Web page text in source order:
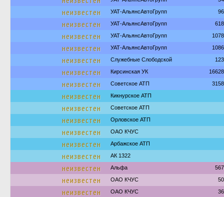
неизвестен УАТ-АльянсАвтоГрупп
неизвестен УАТ-АльянсАвтоГрупп
неизвестен УАТ-АльянсАвтоГрупп
неизвестен УАТ-АльянсАвтоГрупп
неизвестен Служебные Слободской
неизвестен Кирсинская УК
неизвестен Советское АТП
неизвестен Кикнурское АТП
неизвестен Советское АТП
неизвестен Орловское АТП
неизвестен ОАО КЧУС
неизвестен Арбажское АТП
неизвестен АК 1322
неизвестен Альфа
неизвестен ОАО КЧУС
неизвестен ОАО КЧУС